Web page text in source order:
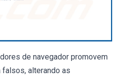
de navegador promovem
alterando as